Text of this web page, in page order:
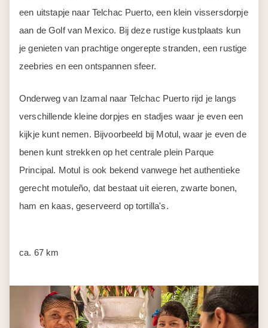
een uitstapje naar Telchac Puerto, een klein vissersdorpje
aan de Golf van Mexico. Bij deze rustige kustplaats kun
je genieten van prachtige ongerepte stranden, een rustige
zeebries en een ontspannen sfeer.
Onderweg van Izamal naar Telchac Puerto rijd je langs
verschillende kleine dorpjes en stadjes waar je even een
kijkje kunt nemen. Bijvoorbeeld bij Motul, waar je even de
benen kunt strekken op het centrale plein Parque
Principal. Motul is ook bekend vanwege het authentieke
gerecht motuleño, dat bestaat uit eieren, zwarte bonen,
ham en kaas, geserveerd op tortilla's.
ca. 67 km